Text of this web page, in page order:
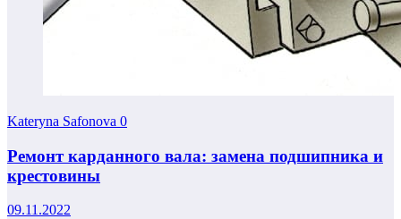
Kateryna Safonova 0
Ремонт карданного вала: замена подшипника и
крестовины
09.11.2022